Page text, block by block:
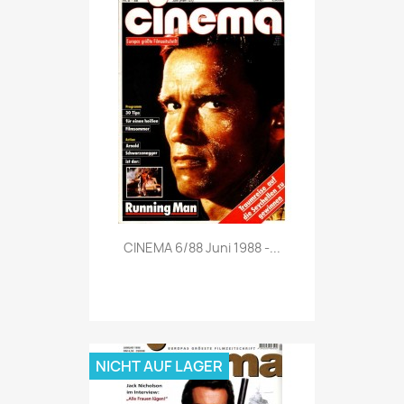
Vorschau
CINEMA 6/88 Juni 1988 -...
NICHT AUF LAGER